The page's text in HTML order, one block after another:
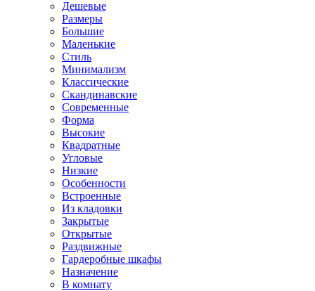
Дешевые
Размеры
Большие
Маленькие
Стиль
Минимализм
Классические
Скандинавские
Современные
Форма
Высокие
Квадратные
Угловые
Низкие
Особенности
Встроенные
Из кладовки
Закрытые
Открытые
Раздвижные
Гардеробные шкафы
Назначение
В комнату